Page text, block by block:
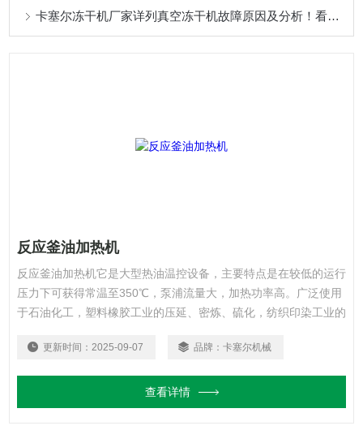
卡塞尔冻干机厂家详列真空冻干机故障原因及分析！看完轻松解决!
反应釜油加热机
反应釜油加热机它是大型热油温控设备，主要特点是在较低的运行
压力下可获得常温至350℃，泵浦流量大，加热功率高。广泛使用
于石油化工，塑料橡胶工业的压延、密炼、硫化，纺织印染工业的
本公司为专业油加热器生产厂家，引进德国*技术，优化系统设
更新时间： 2025-09-07 品牌： 卡塞尔机械
查看详情